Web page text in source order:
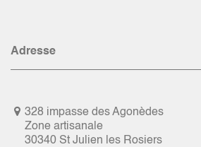
Adresse
328 impasse des Agonèdes
Zone artisanale
30340 St Julien les Rosiers